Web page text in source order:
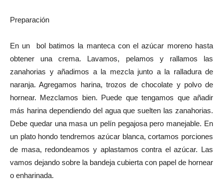
Preparación
En un
bol batimos la manteca con el azúcar moreno hasta
obtener una crema. Lavamos, pelamos y rallamos las
zanahorias y añadimos a la mezcla junto a la ralladura de
naranja. Agregamos harina, trozos de chocolate y polvo de
hornear. Mezclamos bien. Puede que tengamos que añadir
más harina dependiendo del agua que suelten las zanahorias.
Debe quedar una masa un pelín pegajosa pero manejable. En
un plato hondo tendremos azúcar blanca, cortamos porciones
de masa, redondeamos y aplastamos contra el azúcar. Las
vamos dejando sobre la bandeja cubierta con papel de hornear
o enharinada.